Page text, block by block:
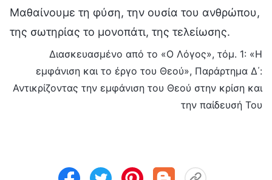
Μαθαίνουμε τη φύση, την ουσία του ανθρώπου,
της σωτηρίας το μονοπάτι, της τελείωσης.
Διασκευασμένο από το «Ο Λόγος», τόμ. 1: «Η
εμφάνιση και το έργο του Θεού», Παράρτημα Δ΄:
Αντικρίζοντας την εμφάνιση του Θεού στην κρίση και
την παίδευσή Του